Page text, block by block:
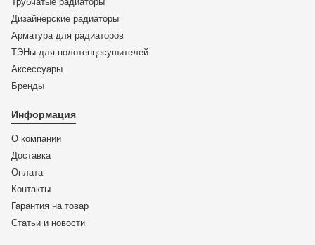
Дизайнерские радиаторы
Арматура для радиаторов
ТЭНы для полотенцесушителей
Аксессуары
Бренды
Информация
О компании
Доставка
Оплата
Контакты
Гарантия на товар
Статьи и новости